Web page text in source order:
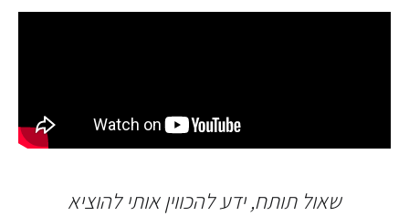
שאול תותח, ידע להכווין אותי להוציא